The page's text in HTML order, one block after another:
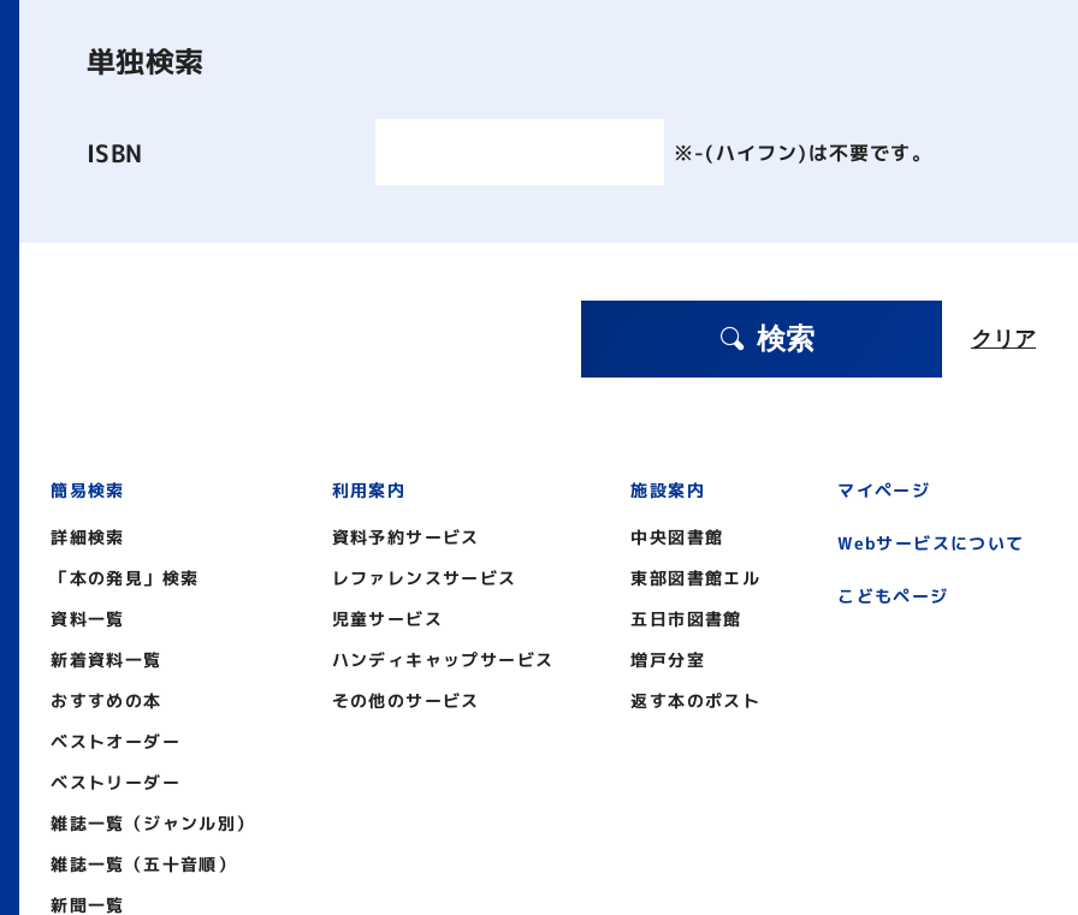
単独検索
ISBN ※-(ハイフン)は不要です。
検索 クリア
簡易検索
詳細検索
「本の発見」検索
資料一覧
新着資料一覧
おすすめの本
ベストオーダー
ベストリーダー
雑誌一覧（ジャンル別）
雑誌一覧（五十音順）
新聞一覧
利用案内
資料予約サービス
レファレンスサービス
児童サービス
ハンディキャップサービス
その他のサービス
施設案内
中央図書館
東部図書館エル
五日市図書館
増戸分室
返す本のポスト
マイページ
Webサービスについて
こどもページ